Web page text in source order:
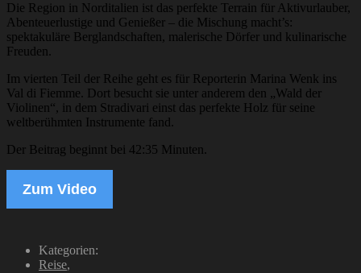
Die Region in Norditalien ist das perfekte Terrain für Aktivurlauber,
Abenteuerlustige und Genießer – die Mischung macht’s:
spektakuläre Berglandschaften, malerische Dörfer und kulinarische
Freuden.
Im vierten Teil der Reihe geht es für Reporterin Marina Wenk ins
Val di Fiemme. Dort besucht sie unter anderem den „Wald der
Violinen“, in dem Stradivari einst das perfekte Holz für seine
weltberühmten Instrumente fand.
Der Beitrag beginnt bei 42:35 Minuten.
Zum Video
Kategorien:
Reise,